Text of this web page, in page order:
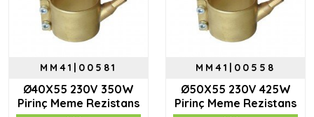
MM41|00581
Ø40X55 230V 350W
Pirinç Meme Rezistans
MM41|00558
Ø50X55 230V 425W
Pirinç Meme Rezistans